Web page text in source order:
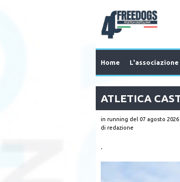
Home L'associazione
ATLETICA
in running del 07 agosto 2026
di redazione
.